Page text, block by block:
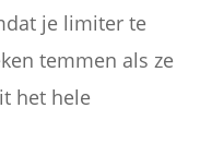
je limiter te
temmen als ze
het hele